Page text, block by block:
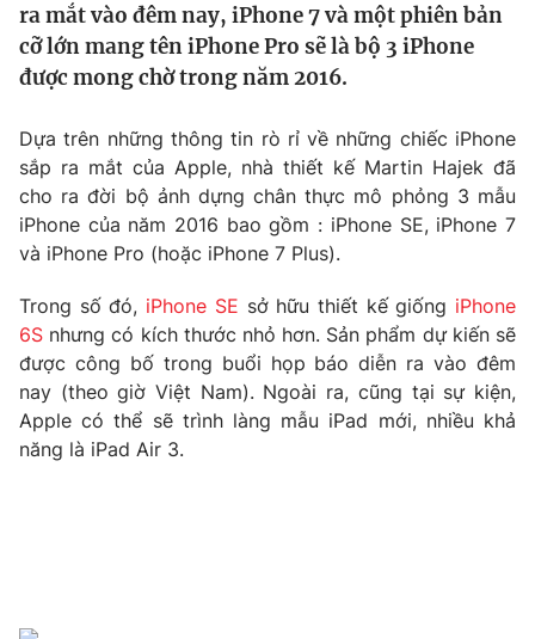
Tin tức
Thế giới đó đây
Kinh tế
Tài chính
Thị trường
Góc doanh nghiệp
Truyền hình
Phim VTV
Nhân vật
Khán giả
Giải sao mai
Giải trí
Điện ảnh
Âm nhạc
Sao
Đời sống
Du lịch
Làm đẹp
Chất lượng cuộc sống
Giáo dục
Tuyển sinh
Công nghệ
ra mắt vào đêm nay, iPhone 7 và một phiên bản
cỡ lớn mang tên iPhone Pro sẽ là bộ 3 iPhone
được mong chờ trong năm 2016.
Dựa trên những thông tin rò rỉ về những chiếc iPhone
sắp ra mắt của Apple, nhà thiết kế Martin Hajek đã
cho ra đời bộ ảnh dựng chân thực mô phỏng 3 mẫu
iPhone của năm 2016 bao gồm : iPhone SE, iPhone 7
và iPhone Pro (hoặc iPhone 7 Plus).
Trong số đó, iPhone SE sở hữu thiết kế giống iPhone
6S nhưng có kích thước nhỏ hơn. Sản phẩm dự kiến sẽ
được công bố trong buổi họp báo diễn ra vào đêm
nay (theo giờ Việt Nam). Ngoài ra, cũng tại sự kiện,
Apple có thể sẽ trình làng mẫu iPad mới, nhiều khả
năng là iPad Air 3.